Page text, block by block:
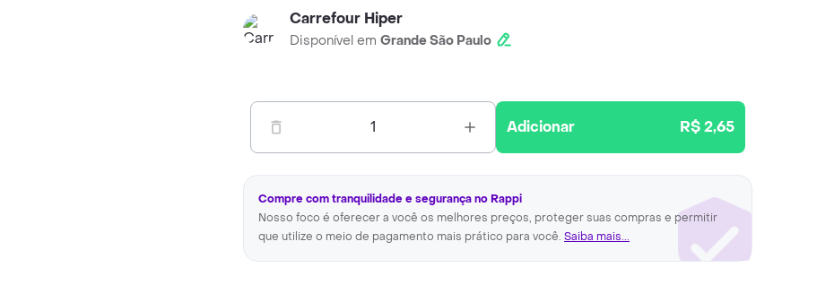
Carrefour Hiper
Disponível em Grande São Paulo
1 Adicionar R$ 2,65
Compre com tranquilidade e segurança no Rappi
Nosso foco é oferecer a você os melhores preços, proteger suas compras e permitir
que utilize o meio de pagamento mais prático para você. Saiba mais...